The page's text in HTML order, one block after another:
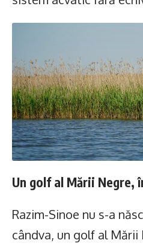
Un golf al Mării Negre,
Razim-Sinoe nu s-a
cândva, un golf al